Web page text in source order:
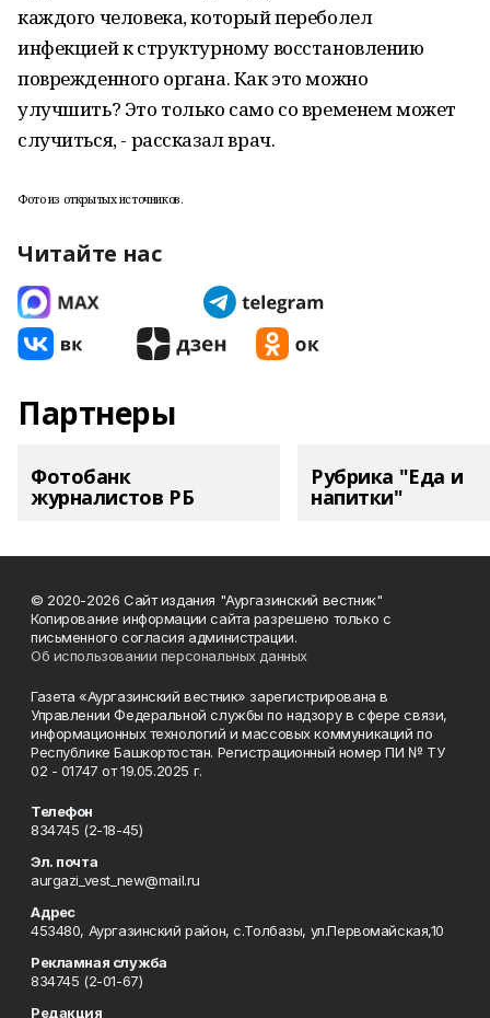
каждого человека, который переболел
инфекцией к структурному восстановлению
поврежденного органа. Как это можно
улучшить? Это только само со временем может
случиться, - рассказал врач.
Фото из открытых источников.
Читайте нас
Партнеры
Фотобанк
журналистов РБ
Рубрика "Еда и
напитки"
© 2020-2026 Сайт издания "Аургазинский вестник"
Копирование информации сайта разрешено только с
письменного согласия администрации.
Об использовании персональных данных
Газета «Аургазинский вестник» зарегистрирована в
Управлении Федеральной службы по надзору в сфере связи,
информационных технологий и массовых коммуникаций по
Республике Башкортостан. Регистрационный номер ПИ № ТУ
02 - 01747 от 19.05.2025 г.
Телефон
834745 (2-18-45)
Эл. почта
aurgazi_vest_new@mail.ru
Адрес
453480, Аургазинский район, с.Толбазы, ул.Первомайская,10
Рекламная служба
834745 (2-01-67)
Редакция